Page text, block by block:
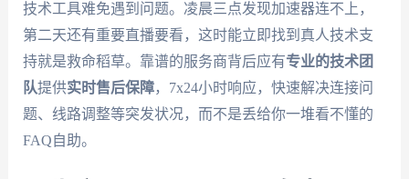
技术工具难免遇到问题。凌晨三点发现加速器连不上，
第二天还有重要直播要看，这时能立即找到真人技术支
持就是救命稻草。靠谱的服务商背后应有专业的技术团
队提供实时售后保障，7x24小时响应，快速解决连接问
题、线路调整等突发状况，而不是丢给你一堆看不懂的
FAQ自助。